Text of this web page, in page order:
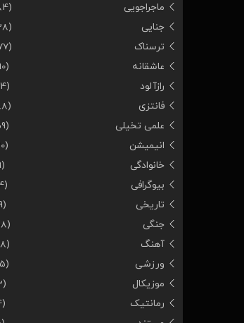
ماجراجویی
(1684)
جنایی
(1638)
ترسناک
(1477)
عاشقانه
(1390)
رازآلود
(1134)
فانتزی
(1088)
علمی تخیلی
(1059)
انیمیشن
(830)
خانوادگی
(819)
بیوگرافی
(664)
تاریخی
(509)
جنگی
(358)
آهنگ
(238)
ورزشی
(225)
موزیکال
(213)
رمانتیک
(164)